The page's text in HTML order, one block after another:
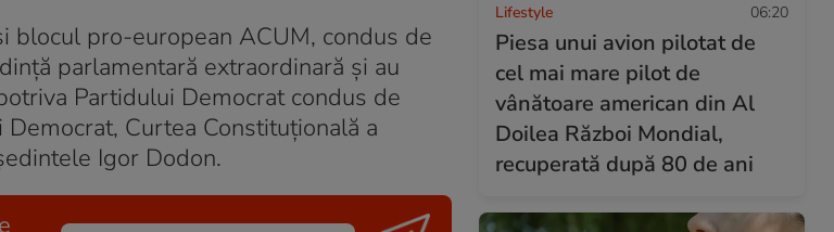
blocul pro-european ACUM, condus de
parlamentară extraordinară și au
Partidului Democrat condus de
Curtea Constituțională a
Igor Dodon.
Lifestyle 06:20
Piesa unui avion pilotat de
cel mai mare pilot de
vânătoare american din Al
Doilea Război Mondial,
recuperată după 80 de ani